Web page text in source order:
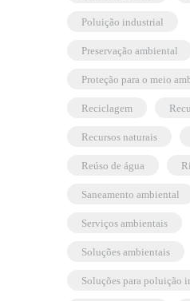
poluição industrial
preservação ambiental
proteção para o meio
reciclagem
recursos naturais
reúso de água
saneamento ambiental
serviços ambientais
soluções ambientais
soluções para poluição